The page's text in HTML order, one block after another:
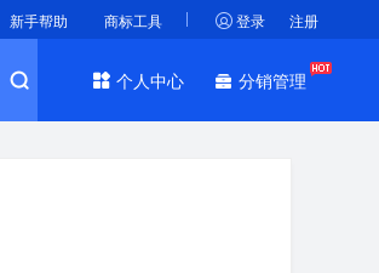
新手帮助 商标工具 登录 注册
个人中心 分销管理